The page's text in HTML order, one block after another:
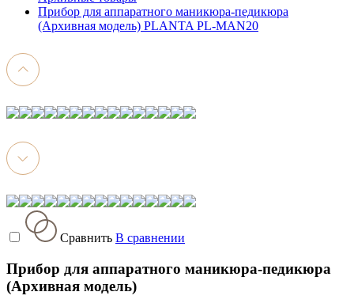
Прибор для аппаратного маникюра-педикюра
(Архивная модель) PLANTA PL-MAN20
Сравнить В сравнении
Прибор для аппаратного маникюра-педикюра
(Архивная модель)